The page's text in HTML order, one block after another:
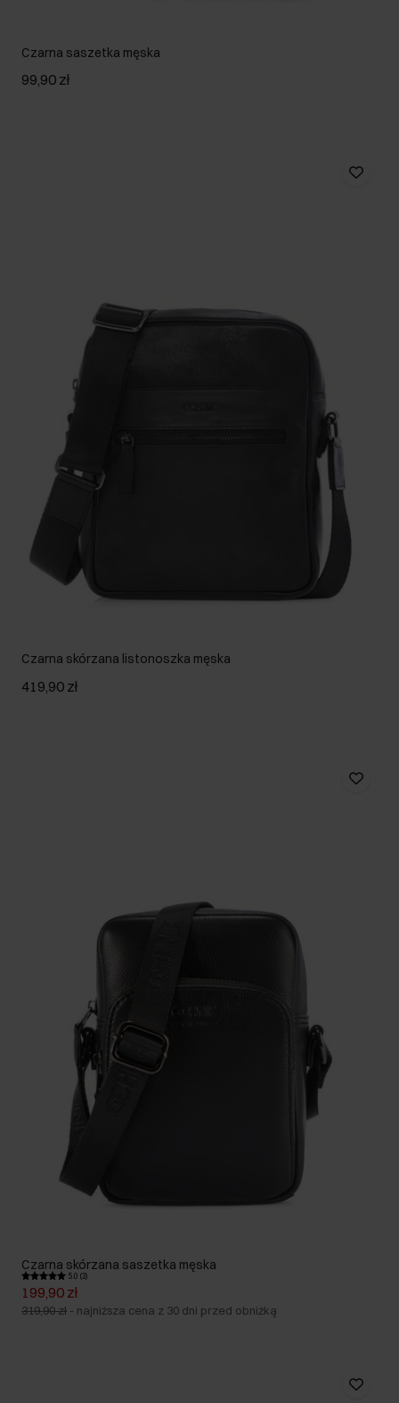
Czarna saszetka męska
99,90 zł
Czarna skórzana listonoszka męska
419,90 zł
Czarna skórzana saszetka męska
5.0 (3)
199,90 zł
319,90 zł - najniższa cena z 30 dni przed obniżką